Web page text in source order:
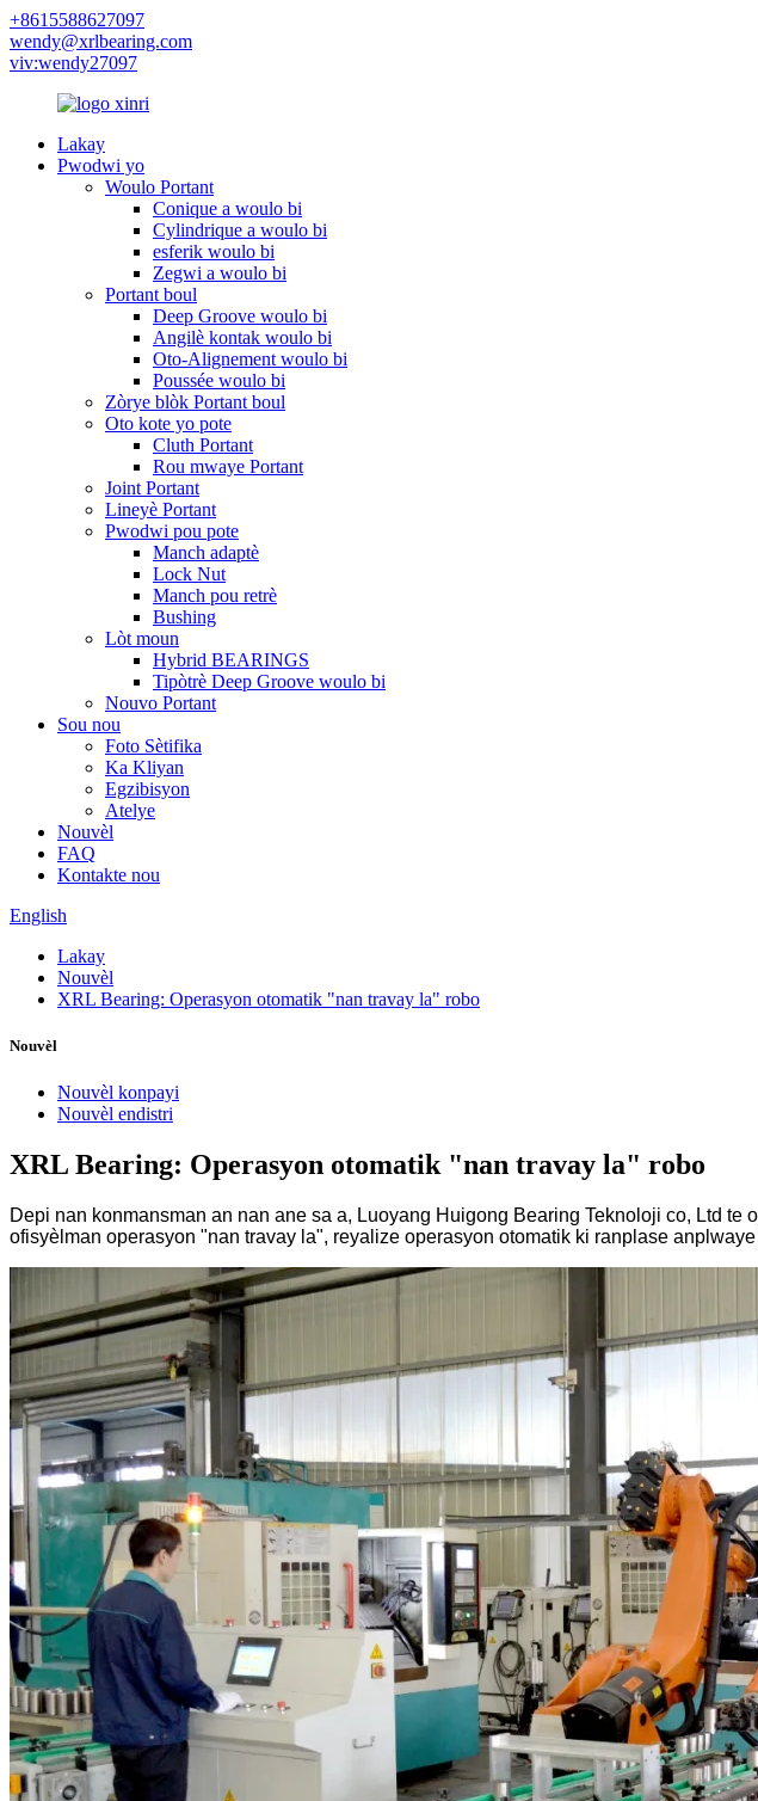
+8615588627097
wendy@xrlbearing.com
viv:wendy27097
Lakay
Pwodwi yo
Woulo Portant
Conique a woulo bi
Cylindrique a woulo bi
esferik woulo bi
Zegwi a woulo bi
Portant boul
Deep Groove woulo bi
Angilè kontak woulo bi
Oto-Alignement woulo bi
Poussée woulo bi
Zòrye blòk Portant boul
Oto kote yo pote
Cluth Portant
Rou mwaye Portant
Joint Portant
Lineyè Portant
Pwodwi pou pote
Manch adaptè
Lock Nut
Manch pou retrè
Bushing
Lòt moun
Hybrid BEARINGS
Tipòtrè Deep Groove woulo bi
Nouvo Portant
Sou nou
Foto Sètifika
Ka Kliyan
Egzibisyon
Atelye
Nouvèl
FAQ
Kontakte nou
English
Lakay
Nouvèl
XRL Bearing: Operasyon otomatik "nan travay la" robo
Nouvèl
Nouvèl konpayi
Nouvèl endistri
XRL Bearing: Operasyon otomatik "nan travay la" robo
Depi nan konmansman an nan ane sa a, Luoyang Huigong Bearing Teknoloji co, Ltd
ofisyèlman operasyon "nan travay la", reyalize operasyon otomatik ki ranplase